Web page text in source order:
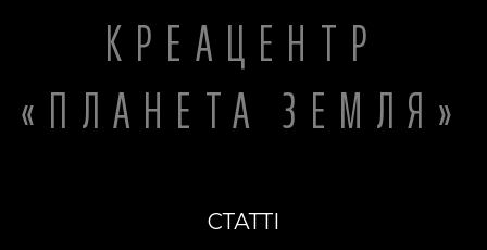
КРЕАЦЕНТР
«ПЛАНЕТА ЗЕМЛЯ»
СТАТТІ